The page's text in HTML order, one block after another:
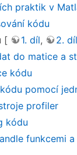
praktik v
kódu
[
1. díl,
2.
do matice a
kódu
pomocí
profiler
kódu
funkcemi